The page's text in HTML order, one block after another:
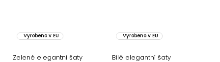
Vyrobeno v EU
Zelené elegantní šaty
Vyrobeno v EU
Bílé elegantní šaty